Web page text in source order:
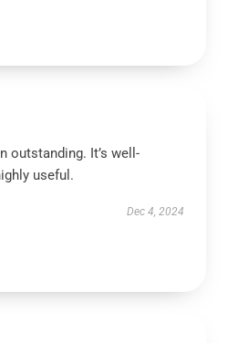
outstanding. It’s well-
useful.
Dec 4, 2024